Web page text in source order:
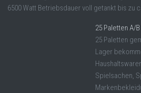
6500 Watt Betriebsdauer voll getankt bis zu
25 Paletten A/
25 Paletten
Lager
Spielsachen,